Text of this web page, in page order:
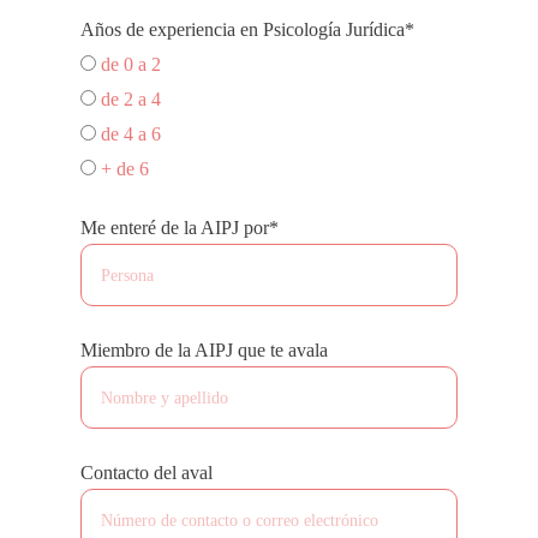
Años de experiencia en Psicología Jurídica*
de 0 a 2
de 2 a 4
de 4 a 6
+ de 6
Me enteré de la AIPJ por*
Miembro de la AIPJ que te avala
Contacto del aval